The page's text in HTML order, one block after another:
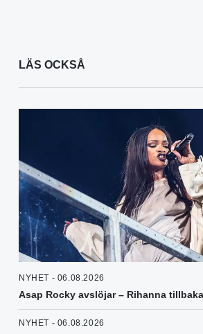
LÄS OCKSÅ
NYHET - 06.08.2026
Asap Rocky avslöjar – Rihanna
NYHET - 06.08.2026